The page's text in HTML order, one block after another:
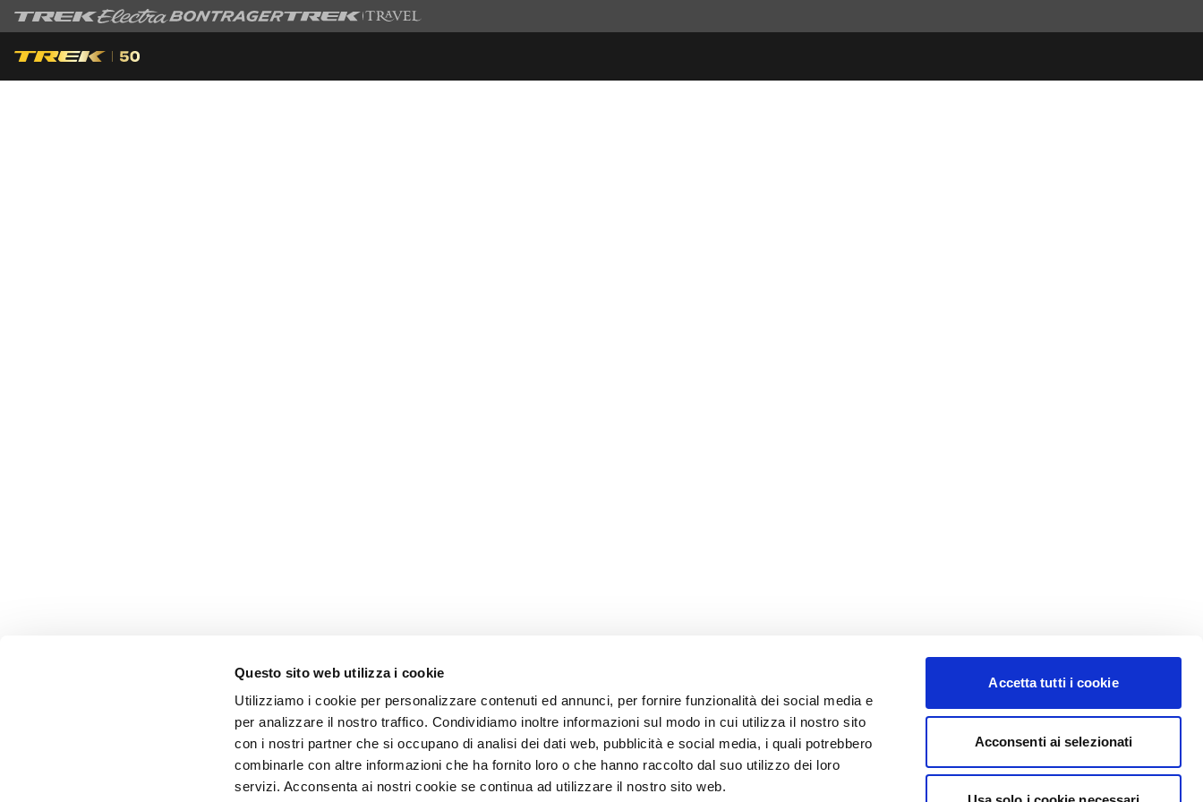
Questo sito web utilizza i cookie
Utilizziamo i cookie per personalizzare contenuti ed annunci, per fornire funzionalità dei social media e
per analizzare il nostro traffico. Condividiamo inoltre informazioni sul modo in cui utilizza il nostro sito
con i nostri partner che si occupano di analisi dei dati web, pubblicità e social media, i quali potrebbero
combinarle con altre informazioni che ha fornito loro o che hanno raccolto dal suo utilizzo dei loro
servizi. Acconsenta ai nostri cookie se continua ad utilizzare il nostro sito web.
Accetta tutti i cookie
Acconsenti ai selezionati